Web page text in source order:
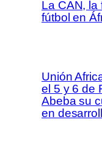
La CAN, la
fútbol en
Unión
el 5 y 6 de
Abeba su
en